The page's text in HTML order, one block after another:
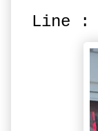
Line :